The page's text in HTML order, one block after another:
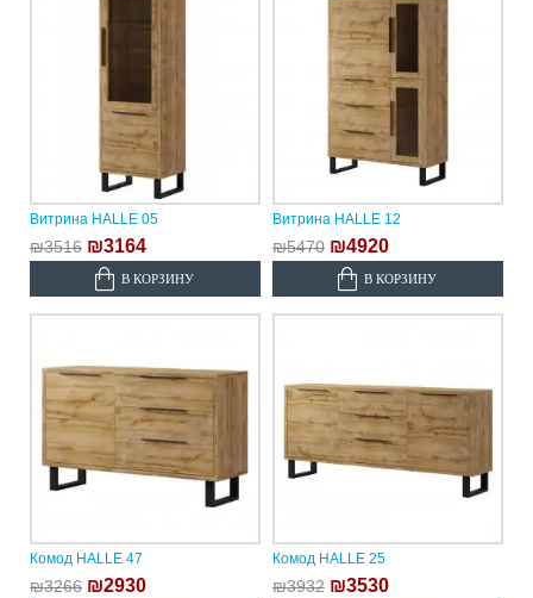
Витрина HALLE 05
₪3516 ₪3164
В КОРЗИНУ
Витрина HALLE 12
₪5470 ₪4920
В КОРЗИНУ
Комод HALLE 47
₪3266 ₪2930
Комод HALLE 25
₪3932 ₪3530